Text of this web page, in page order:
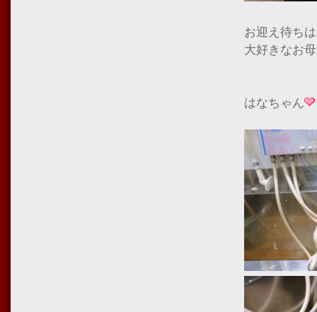
お迎え待ち
大好きなお
はなちゃん